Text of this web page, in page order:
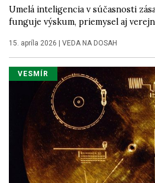
Umelá inteligencia v súčasnosti
funguje výskum, priemysel aj
15. apríla 2026 VEDA NA DOSAH
VESMÍR